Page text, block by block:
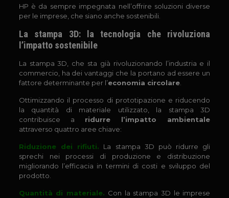
HP è da sempre impegnata nell’offrire soluzioni diverse
per le imprese, che siano anche sostenibili.
La stampa 3D: la tecnologia che rivoluziona
l’impatto sostenibile
La stampa 3D, che sta già rivoluzionando l’industria e il
commercio, ha dei vantaggi che la portano ad essere un
fattore determinante per l’economia circolare.
Ottimizzando il processo di prototipazione e riducendo
la quantità di materiale utilizzato, la stampa 3D
contribuisce a ridurre l’impatto ambientale
attraverso quattro aree chiave:
Riduzione dei rifiuti. La stampa 3D può ridurre gli
sprechi nei processi di produzione e distribuzione
migliorando l’efficacia in termini di costi e sviluppo del
prodotto.
Quantità di materiale. Con la stampa 3D le imprese